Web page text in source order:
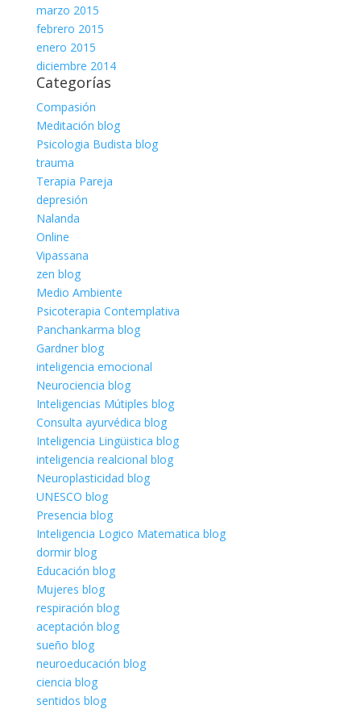
marzo 2015
febrero 2015
enero 2015
diciembre 2014
Categorías
Compasión
Meditación blog
Psicologia Budista blog
trauma
Terapia Pareja
depresión
Nalanda
Online
Vipassana
zen blog
Medio Ambiente
Psicoterapia Contemplativa
Panchankarma blog
Gardner blog
inteligencia emocional
Neurociencia blog
Inteligencias Mútiples blog
Consulta ayurvédica blog
Inteligencia Lingüistica blog
inteligencia realcional blog
Neuroplasticidad blog
UNESCO blog
Presencia blog
Inteligencia Logico Matematica blog
dormir blog
Educación blog
Mujeres blog
respiración blog
aceptación blog
sueño blog
neuroeducación blog
ciencia blog
sentidos blog